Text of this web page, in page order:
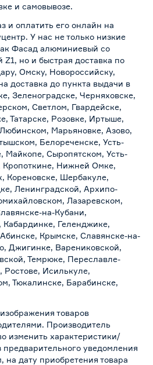
и самовывозе.
и оплатить его онлайн на
У нас не только низкие
Фасад алюминиевый со
Z1, но и быстрая доставка по
Омску, Новороссийску,
доставка до пункта выдачи в
Зеленоградске, Черняховске,
Светлом, Гвардейске,
Татарске, Розовке, Иртыше,
Марьяновке, Азово,
Белореченске, Усть-
Майкопе, Сыропятском, Усть-
Кропоткине, Нижней Омке,
Кореновске, Шербакуле,
Ленинградской, Архипо-
Лазаревском,
на-Кубани,
Кабардинке, Геленджике,
Крымске, Славянске-на-
Джигинке, Варениковской,
Темрюке, Переславле-
Ростове, Исилькуле,
Тюкалинске, Барабинске,
товаров
Производитель
изменить характеристики/
предварительного уведомления
на дату приобретения товара